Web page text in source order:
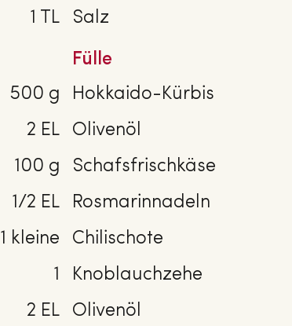
1 TL
Salz
Fülle
500 g
Hokkaido-Kürbis
2 EL
Olivenöl
100 g
Schafsfrischkäse
1/2 EL
Rosmarinnadeln
1 kleine
Chilischote
1
Knoblauchzehe
2 EL
Olivenöl